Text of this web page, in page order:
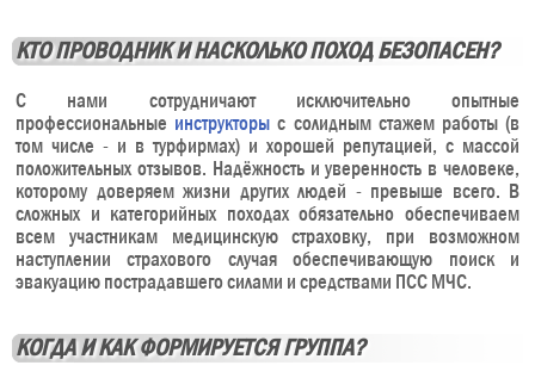
КТО ПРОВОДНИК И НАСКОЛЬКО ПОХОД БЕЗОПАСЕН?
C нами сотрудничают исключительно опытные
профессиональные инструкторы с солидным стажем работы (в
том числе - и в турфирмах) и хорошей репутацией, с массой
положительных отзывов. Надёжность и уверенность в человеке,
которому доверяем жизни других людей - превыше всего. В
сложных и категорийных походах обязательно обеспечиваем
всем участникам медицинскую страховку, при возможном
наступлении страхового случая обеспечивающую поиск и
эвакуацию пострадавшего силами и средствами ПСС МЧС.
КОГДА И КАК ФОРМИРУЕТСЯ ГРУППА?